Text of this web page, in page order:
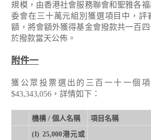
規模，由香港社會服務聯會和聖雅各
委會在三十萬元組別獲選項目中，評
額，將會額外獲得基金會撥款共一百
於撥款當天公佈。
附件一
獲公眾投票選出的三百一十一個
$43,343,056，詳情如下：
機構 / 個人名稱 項目名稱
(I) 25,000港元或